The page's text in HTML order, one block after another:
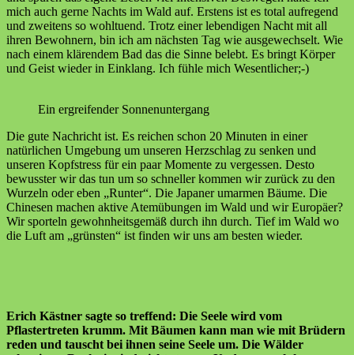
mich auch gerne Nachts im Wald auf. Erstens ist es total aufregend
und zweitens so wohltuend. Trotz einer lebendigen Nacht mit all
ihren Bewohnern, bin ich am nächsten Tag wie ausgewechselt. Wie
nach einem klärendem Bad das die Sinne belebt. Es bringt Körper
und Geist wieder in Einklang. Ich fühle mich Wesentlicher;-)
Ein ergreifender Sonnenuntergang
Die gute Nachricht ist. Es reichen schon 20 Minuten in einer
natürlichen Umgebung um unseren Herzschlag zu senken und
unseren Kopfstress für ein paar Momente zu vergessen. Desto
bewusster wir das tun um so schneller kommen wir zurück zu den
Wurzeln oder eben „Runter“. Die Japaner umarmen Bäume. Die
Chinesen machen aktive Atemübungen im Wald und wir Europäer?
Wir sporteln gewohnheitsgemäß durch ihn durch. Tief im Wald wo
die Luft am „grünsten“ ist finden wir uns am besten wieder.
Erich Kästner sagte so treffend: Die Seele wird vom
Pflastertreten krumm. Mit Bäumen kann man wie mit Brüdern
reden und tauscht bei ihnen seine Seele um. Die Wälder